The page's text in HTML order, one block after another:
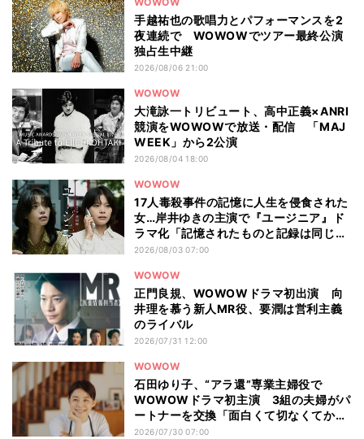
手越祐也の歌唱力とパフォーマンスを2
夜連続で WOWOWでツアー最終公演
独占生中継
2026/08/06 21:00
WOWOW
大滝詠一トリビュート、高中正義×ANRI
競演をWOWOWで放送・配信 「MAJ
WEEK」から2公演
2026/08/04 18:00
WOWOW
17人毒殺事件の記憶に人生を侵食された
女…岸井ゆきの主演で『ユージニア』ド
ラマ化「記憶されたものと記録は同じも
のではない」
2026/08/03 07:00
WOWOW
正門良規、WOWOWドラマ初出演 向
井理を慕う新人MR役、要潤は営利主義
のライバル
2026/07/31 12:00
WOWOW
石田ゆり子、“アラ還”専業主婦役で
WOWOWドラマ初主演 3組の夫婦がパ
ートナーを交換「面白くて切なくてかわ
いいお話」
2026/07/30 07:00